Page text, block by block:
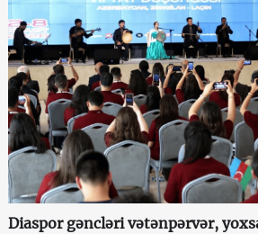
Diaspor gəncləri vətənpərvər,